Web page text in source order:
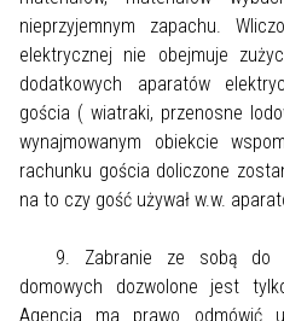
nieprzyjemnym zapachu.
elektrycznej nie obejmuje
dodatkowych aparatów
gościa ( wiatraki, przenosne
wynajmowanym obiekcie
rachunku gościa doliczone
na to czy gość używał w.w.
9. Zabranie ze sobą do
domowych dozwolone jest
Agencja ma prawo odmówić